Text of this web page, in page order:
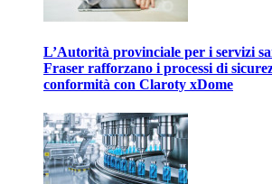
L’Autorità provinciale per i servizi
Fraser rafforzano i processi di
conformità con Claroty xDome